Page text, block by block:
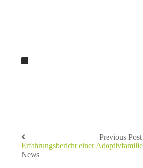
Previous Post
Erfahrungsbericht einer Adoptivfamilie
News